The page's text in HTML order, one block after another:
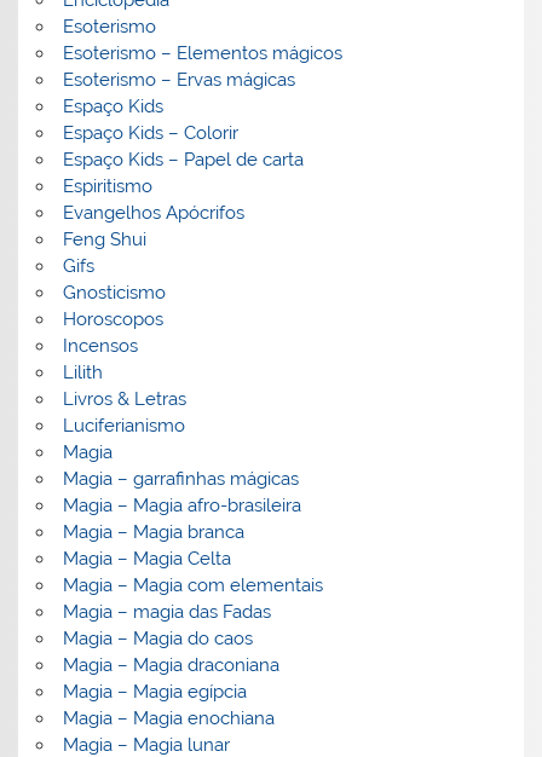
Esoterismo
Esoterismo – Elementos mágicos
Esoterismo – Ervas mágicas
Espaço Kids
Espaço Kids – Colorir
Espaço Kids – Papel de carta
Espiritismo
Evangelhos Apócrifos
Feng Shui
Gifs
Gnosticismo
Horoscopos
Incensos
Lilith
Livros & Letras
Luciferianismo
Magia
Magia – garrafinhas mágicas
Magia – Magia afro-brasileira
Magia – Magia branca
Magia – Magia Celta
Magia – Magia com elementais
Magia – magia das Fadas
Magia – Magia do caos
Magia – Magia draconiana
Magia – Magia egípcia
Magia – Magia enochiana
Magia – Magia lunar